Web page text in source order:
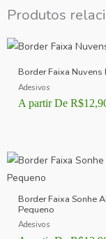
Produtos
Border Faixa Nuvens
Adesivos
A partir De R$
Border Faixa Sonhe
Pequeno
Adesivos